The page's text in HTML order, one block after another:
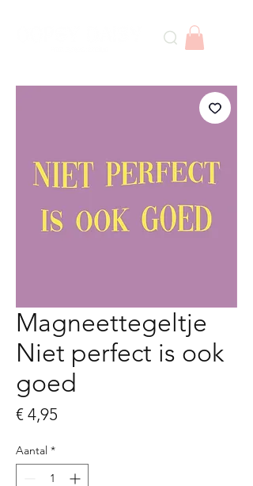
Magneettegeltje
Niet perfect is ook
goed
€ 4,95
Aantal *